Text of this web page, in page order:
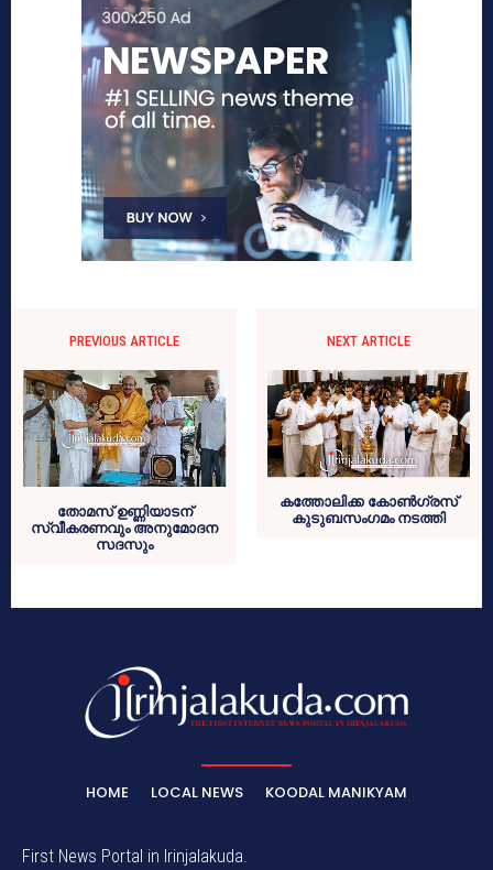
PREVIOUS ARTICLE
തോമസ് ഉണ്ണിയാടന്
സ്വീകരണവും അനുമോദന
സദസും
NEXT ARTICLE
കത്തോലിക്ക കോൺഗ്രസ്
കുടുബസംഗമം നടത്തി
HOME LOCAL NEWS KOODAL MANIKYAM
First News Portal in Irinjalakuda.